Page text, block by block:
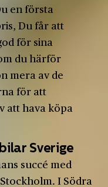
en första
Du får att
för sina
du härför
mera av de
för att
att hava köpa
Sverige
succé med
I Södra